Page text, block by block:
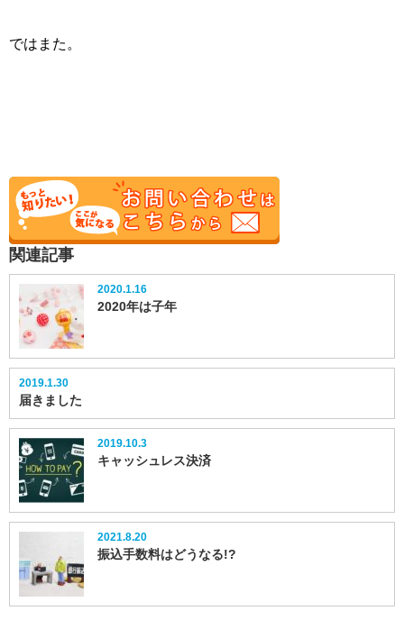
ではまた。
関連記事
2020.1.16
2020年は子年
2019.1.30
届きました
2019.10.3
キャッシュレス決済
2021.8.20
振込手数料はどうなる!?